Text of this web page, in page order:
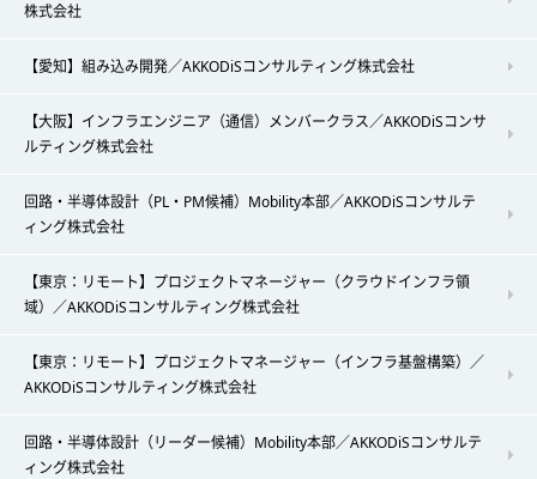
株式会社
【愛知】組み込み開発／AKKODiSコンサルティング株式会社
【大阪】インフラエンジニア（通信）メンバークラス／AKKODiSコンサ
ルティング株式会社
回路・半導体設計（PL・PM候補）Mobility本部／AKKODiSコンサルテ
ィング株式会社
【東京：リモート】プロジェクトマネージャー（クラウドインフラ領
域）／AKKODiSコンサルティング株式会社
【東京：リモート】プロジェクトマネージャー（インフラ基盤構築）／
AKKODiSコンサルティング株式会社
回路・半導体設計（リーダー候補）Mobility本部／AKKODiSコンサルテ
ィング株式会社